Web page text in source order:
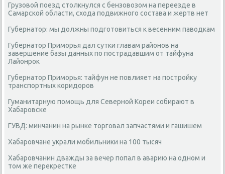
Грузовой поезд столкнулся с бензовозом на переезде в
Самарской области, схода подвижного состава и жертв нет
Губернатор: мы должны подготовиться к весенним паводкам
Губернатор Приморья дал сутки главам районов на
завершение базы данных по пострадавшим от тайфуна
Лайонрок
Губернатор Приморья: тайфун не повлияет на постройку
транспортных коридоров
Гуманитарную помощь для Северной Кореи собирают в
Хабаровске
ГУВД: минчанин на рынке торговал запчастями и гашишем
Хабаровчане украли мобильники на 100 тысяч
Хабаровчанин дважды за вечер попал в аварию на одном и
том же перекрестке